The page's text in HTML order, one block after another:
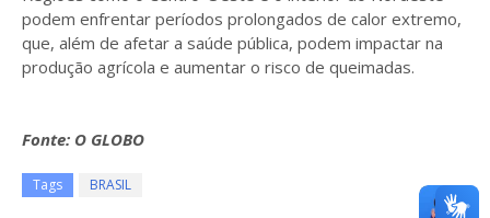
podem enfrentar períodos prolongados de calor extremo,
que, além de afetar a saúde pública, podem impactar na
produção agrícola e aumentar o risco de queimadas.
Fonte: O GLOBO
Tags BRASIL